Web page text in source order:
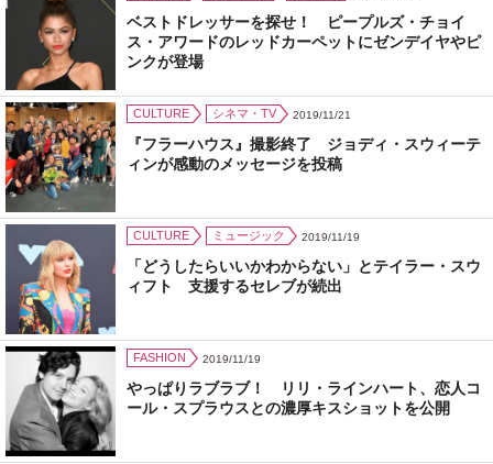
ベストドレッサーを探せ！ ピープルズ・チョイ
ス・アワードのレッドカーペットにゼンデイヤやピ
ンクが登場
CULTURE シネマ・TV 2019/11/21
『フラーハウス』撮影終了 ジョディ・スウィーテ
ィンが感動のメッセージを投稿
CULTURE ミュージック 2019/11/19
「どうしたらいいかわからない」とテイラー・スウ
ィフト 支援するセレブが続出
FASHION 2019/11/19
やっぱりラブラブ！ リリ・ラインハート、恋人コ
ール・スプラウスとの濃厚キスショットを公開